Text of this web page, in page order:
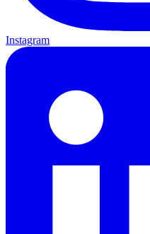
Instagram